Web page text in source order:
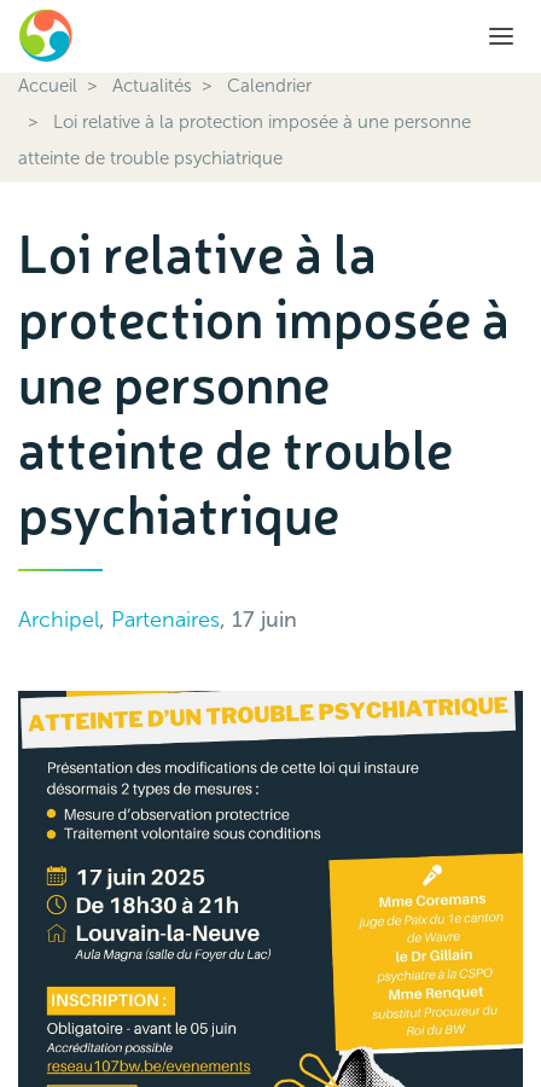
Accueil Actualités
Calendrier
Loi relative à la protection imposée à une personne
atteinte de trouble psychiatrique
Loi relative à la
protection imposée à
une personne
atteinte de trouble
psychiatrique
Archipel, Partenaires, 17 juin